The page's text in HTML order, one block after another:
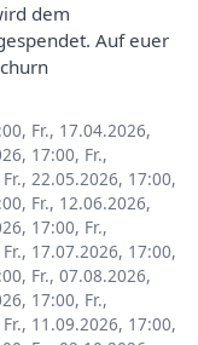
dem
Auf euer
, Fr., 17.04.2026,
17:00, Fr.,
Fr., 22.05.2026, 17:00,
, Fr., 12.06.2026,
17:00, Fr.,
Fr., 17.07.2026, 17:00,
, Fr., 07.08.2026,
17:00, Fr.,
Fr., 11.09.2026, 17:00,